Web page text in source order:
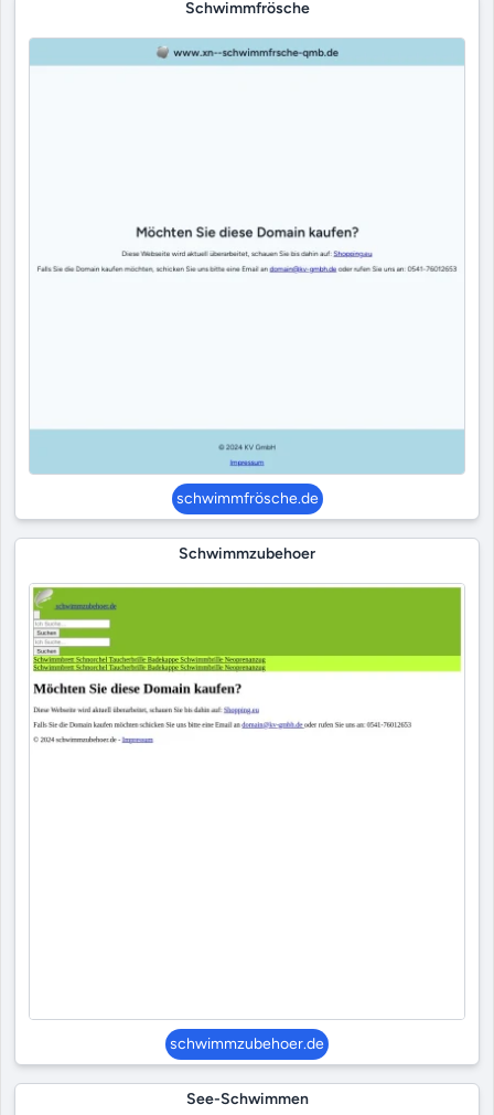
Schwimmfrösche
schwimmfrösche.de
Schwimmzubehoer
schwimmzubehoer.de
See-Schwimmen